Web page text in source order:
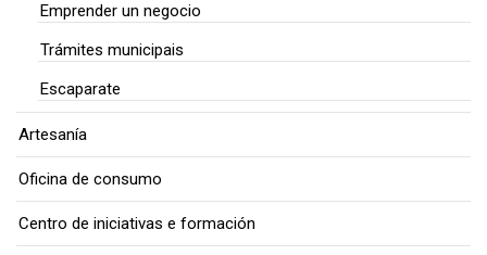
Emprender un negocio
Trámites municipais
Escaparate
Artesanía
Oficina de consumo
Centro de iniciativas e formación